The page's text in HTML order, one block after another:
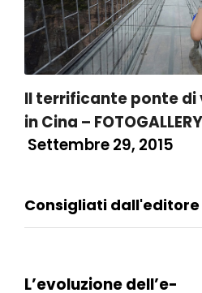
Il terrificante ponte di
in Cina – FOTOGALLERY
Settembre 29, 2015
Consigliati dall'editore
L’evoluzione dell’e-